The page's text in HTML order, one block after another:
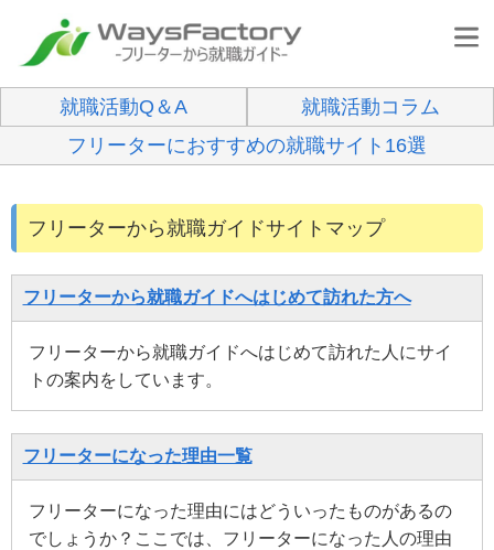
就職活動Q＆A
就職活動コラム
フリーターにおすすめの就職サイト16選
フリーターから就職ガイドサイトマップ
フリーターから就職ガイドへはじめて訪れた方へ
フリーターから就職ガイドへはじめて訪れた人にサイ
トの案内をしています。
フリーターになった理由一覧
フリーターになった理由にはどういったものがあるの
でしょうか？ここでは、フリーターになった人の理由